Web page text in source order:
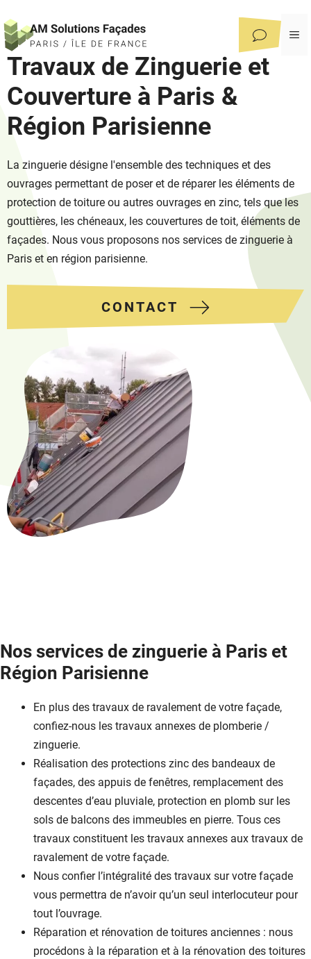
au
contenu
Travaux de Zinguerie et
Couverture à Paris &
Région Parisienne
La zinguerie désigne l'ensemble des techniques et des
ouvrages permettant de poser et de réparer les éléments de
protection de toiture ou autres ouvrages en zinc, tels que les
gouttières, les chéneaux, les couvertures de toit, éléments de
façades. Nous vous proposons nos services de zinguerie à
Paris et en région parisienne.
CONTACT
Nos services de zinguerie à Paris et
Région Parisienne
En plus des travaux de ravalement de votre façade,
confiez-nous les travaux annexes de plomberie /
zinguerie.
Réalisation des protections zinc des bandeaux de
façades, des appuis de fenêtres, remplacement des
descentes d’eau pluviale, protection en plomb sur les
sols de balcons des immeubles en pierre. Tous ces
travaux constituent les travaux annexes aux travaux de
ravalement de votre façade.
Nous confier l’intégralité des travaux sur votre façade
vous permettra de n’avoir qu’un seul interlocuteur pour
tout l’ouvrage.
Réparation et rénovation de toitures anciennes : nous
procédons à la réparation et à la rénovation des toitures